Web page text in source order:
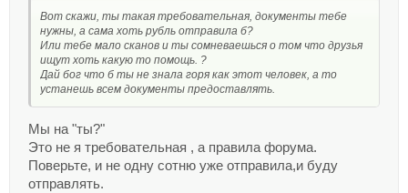
Вот скажи, ты такая требовательная, документы тебе
нужны, а сама хоть рубль отправила б?
Или тебе мало сканов и ты сомневаешься о том что друзья
ищут хоть какую то помощь. ?
Дай бог что б ты не знала горя как этот человек, а то
устанешь всем документы предоставлять.
Мы на "ты?"
Это не я требовательная , а правила форума.
Поверьте, и не одну сотню уже отправила,и буду
отправлять.